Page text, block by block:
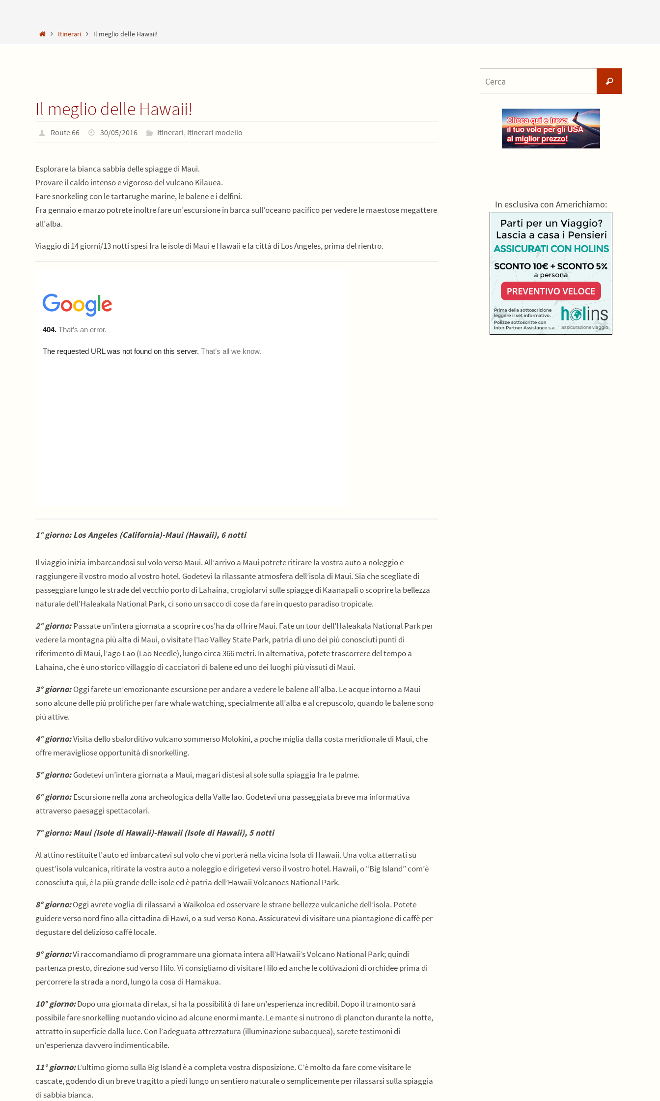
HomeItinerari Il meglio delle Hawaii!
Il meglio delle Hawaii!
Route 66 30/05/2016 Itinerari, Itinerari modello
Esplorare la bianca sabbia delle spiagge di Maui.
Provare il caldo intenso e vigoroso del vulcano Kilauea.
Fare snorkeling con le tartarughe marine, le balene e i delfini.
Fra gennaio e marzo potrete inoltre fare un’escursione in barca sull’oceano pacifico per vedere le maestose megattere
all’alba.
Viaggio di 14 giorni/13 notti spesi fra le isole di Maui e Hawaii e la città di Los Angeles, prima del rientro.
1° giorno: Los Angeles (California)-Maui (Hawaii), 6 notti
Il viaggio inizia imbarcandosi sul volo versoMaui. All’arrivo a Maui potrete ritirare la vostra auto a noleggio e
raggiungere il vostro modo al vostro hotel. Godetevi la rilassante atmosfera dell’isola di Maui. Sia che scegliate di
passeggiare lungo le strade del vecchio porto di Lahaina, crogiolarvi sulle spiagge di Kaanapali o scoprire la bellezza
naturale dell’Haleakala National Park, ci sono un sacco di cose da fare in questo paradiso tropicale.
2° giorno:Passate un’intera giornata a scoprire cos’ha da offrire Maui. Fate un tour dell’Haleakala National Park per
vedere la montagna più alta di Maui, o visitate l’Iao Valley State Park, patria di uno dei più conosciuti punti di
riferimento di Maui, l’ago Lao (Lao Needle), lungo circa 366 metri. In alternativa, potete trascorrere del tempo a
Lahaina, che è uno storico villaggio di cacciatori di balene ed uno dei luoghi più vissuti di Maui.
3° giorno:Oggi farete un’emozionante escursione per andare a vedere le balene all’alba. Le acque intorno a Maui
sono alcune delle più prolifiche per fare whale watching, specialmente all’alba e al crepuscolo, quando le balene sono
più attive.
4° giorno:Visita dello sbalorditivo vulcano sommerso Molokini,a poche miglia dalla costa meridionale di Maui, che
offre meravigliose opportunità di snorkelling.
5° giorno:Godetevi un’intera giornata a Maui, magari distesi al sole sulla spiaggia fra le palme.
6° giorno:Escursione nellazona archeologica della ValleIao. Godetevi una passeggiata breve ma informativa
attraversopaesaggi spettacolari.
7° giorno: Maui (Isole di Hawaii)-Hawaii (Isole di Hawaii), 5 notti
Al attino restituite l’auto ed imbarcatevi sul volo che vi porterà nella vicina Isola di Hawaii. Una volta atterrati su
quest’isola vulcanica, ritirate la vostra auto a noleggio e dirigetevi verso il vostro hotel. Hawaii, o “Big Island” com’è
conosciuta qui, è la più grande delle isole ed è patria dell’Hawaii Volcanoes National Park.
8° giorno:Oggi avrete voglia di rilassarvi a Waikoloa ed osservare le strane bellezze vulcaniche dell’isola. Potete
guidere verso nord fino alla cittadina di Hawi, o a sud verso Kona. Assicuratevi di visitare una piantagione di caffè per
degustare del delizioso caffè locale.
9° giorno:Vi raccomandiamo di programmare una giornata intera all’Hawaii’s Volcano National Park; quindi
partenza presto, direzione sud verso Hilo. Vi consigliamo di visitare Hilo ed anche le coltivazioni di orchidee prima di
percorrere la strada a nord, lungo la cosa di Hamakua.
10° giorno:Dopo una giornata di relax, si ha la possibilità di fare un’esperienza incredibil. Dopo il tramonto sarà
possibile fare snorkelling nuotando vicino ad alcune enormi mante. Le mante si nutrono di plancton durante la notte,
attratto in superficie dalla luce. Con l’adeguata attrezzatura (illuminazione subacquea), sarete testimoni di
un’esperienza davvero indimenticabile.
11° giorno:L’ultimo giorno sulla Big Island è a completa vostra disposizione. C’è molto da fare come visitare le
cascate, godendo di un breve tragitto a piedi lungo un sentiero naturale o semplicemente per rilassarsi sulla spiaggia
di sabbia bianca.
Cerca
In esclusiva con Americhiamo: